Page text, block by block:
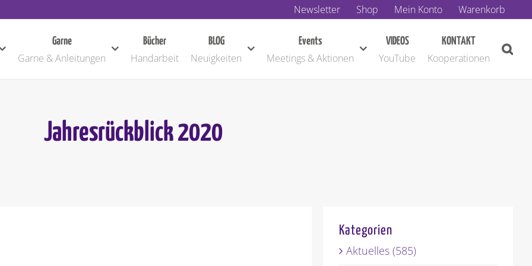
Newsletter Shop Mein Konto Warenkorb
Garne
Garne & Anleitungen
Bücher
Handarbeit
BLOG
Neuigkeiten
Events
Meetings & Aktionen
VIDEOS
YouTube
KONTAKT
Kooperationen
Jahresrückblick 2020
Kategorien
Aktuelles (585)